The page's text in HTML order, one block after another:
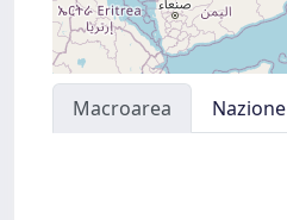
Macroarea Nazione